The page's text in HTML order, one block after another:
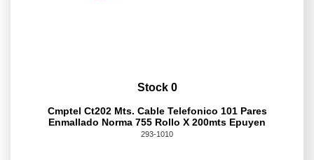
Stock 0
Cmptel Ct202 Mts. Cable Telefonico 101 Pares
Enmallado Norma 755 Rollo X 200mts Epuyen
293-1010